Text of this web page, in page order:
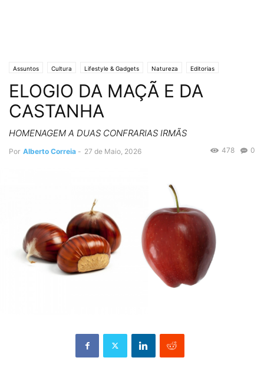
Assuntos Cultura Lifestyle & Gadgets Natureza Editorias
SOCIEDADE Crónicas de Opinião UM CRONISTA DE PROVÍNCIA
ELOGIO DA MAÇÃ E DA
CASTANHA
HOMENAGEM A DUAS CONFRARIAS IRMÃS
Por Alberto Correia - 27 de Maio, 2026 0
478